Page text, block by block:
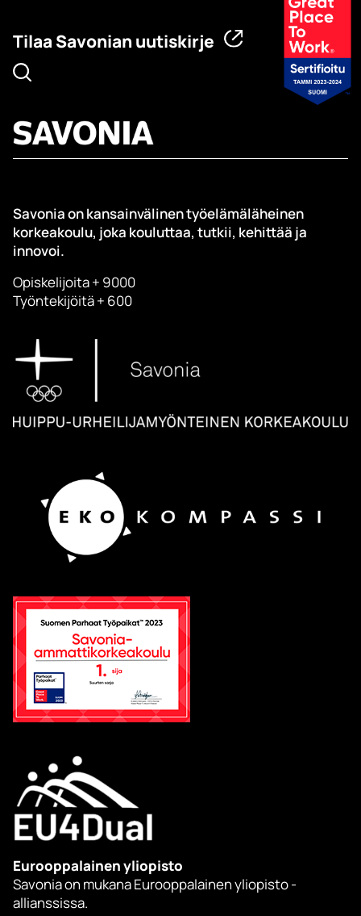
Tilaa Savonian uutiskirje
Savonia on kansainvälinen työelämäläheinen
korkeakoulu, joka kouluttaa, tutkii, kehittää ja
innovoi.
Opiskelijoita + 9000
Työntekijöitä + 600
Eurooppalainen yliopisto
Savonia on mukana Eurooppalainen yliopisto -
allianssissa.